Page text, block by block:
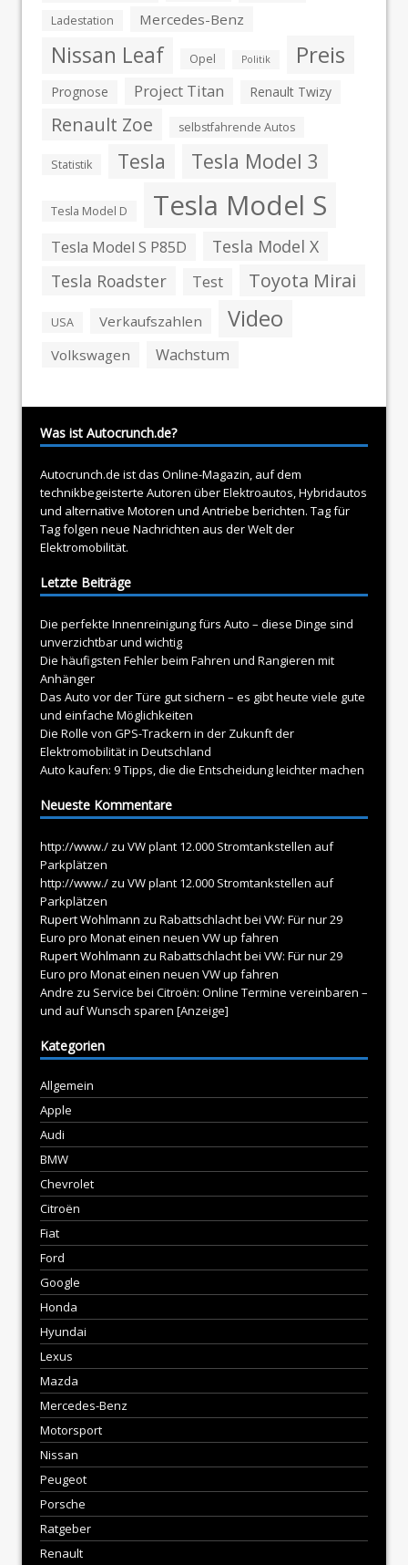
Ladestation Mercedes-Benz
Nissan Leaf Opel Politik Preis
Prognose Project Titan Renault Twizy
Renault Zoe selbstfahrende Autos
Statistik Tesla Tesla Model 3
Tesla Model D Tesla Model S
Tesla Model S P85D
Tesla Model X
Tesla Roadster
Test Toyota Mirai
USA Verkaufszahlen Video
Volkswagen Wachstum
Was ist Autocrunch.de?
Autocrunch.de ist das Online-Magazin, auf dem
technikbegeisterte Autoren überElektroautos, Hybridautos
und alternative Motoren und Antriebe berichten. Tag für
Tag folgen neue Nachrichten aus der Welt der
Elektromobilität.
Letzte Beiträge
Die perfekte Innenreinigung fürs Auto – diese Dinge sind
unverzichtbar und wichtig
Die häufigsten Fehler beim Fahren und Rangieren mit
Anhänger
Das Auto vor der Türe gut sichern – es gibt heute viele gute
und einfache Möglichkeiten
Die Rolle von GPS-Trackern in der Zukunft der
Elektromobilität in Deutschland
Auto kaufen: 9 Tipps, die die Entscheidung leichter machen
Neueste Kommentare
http://www./ zu VW plant 12.000 Stromtankstellen auf
Parkplätzen
http://www./ zu VW plant 12.000 Stromtankstellen auf
Parkplätzen
Rupert Wohlmann zu Rabattschlacht bei VW: Für nur 29
Euro pro Monat einen neuen VW up fahren
Rupert Wohlmann zu Rabattschlacht bei VW: Für nur 29
Euro pro Monat einen neuen VW up fahren
Andre zu Service bei Citroën: Online Termine vereinbaren –
und auf Wunsch sparen [Anzeige]
Kategorien
Allgemein
Apple
Audi
BMW
Chevrolet
Citroën
Fiat
Ford
Google
Honda
Hyundai
Lexus
Mazda
Mercedes-Benz
Motorsport
Nissan
Peugeot
Porsche
Ratgeber
Renault